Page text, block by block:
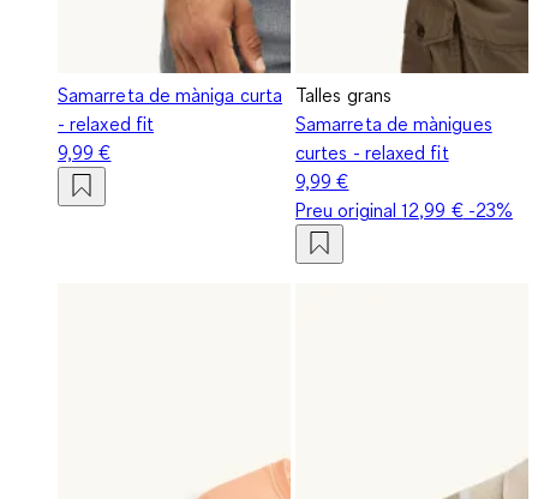
Samarreta de màniga curta
- relaxed fit
9,99 €
Talles grans
Samarreta de mànigues
curtes - relaxed fit
9,99 €
Preu original12,99 €-23%